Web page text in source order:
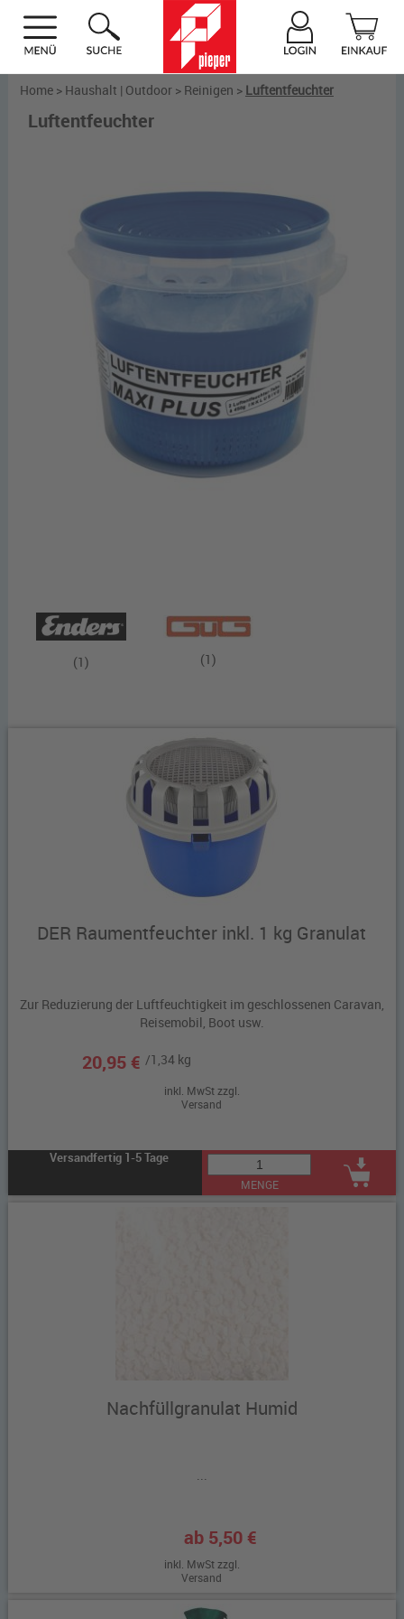
Home > Haushalt | Outdoor > Reinigen > Luftentfeuchter
Luftentfeuchter
(1) (1)
DER Raumentfeuchter inkl. 1 kg Granulat
Zur Reduzierung der Luftfeuchtigkeit im geschlossenen Caravan,
Reisemobil, Boot usw.
20,95 €/1,34 kg
inkl. MwSt zzgl.
Versand
Versandfertig 1-5 Tage
MENGE
Nachfüllgranulat Humid
ab 5,50 €
inkl. MwSt zzgl.
Versand